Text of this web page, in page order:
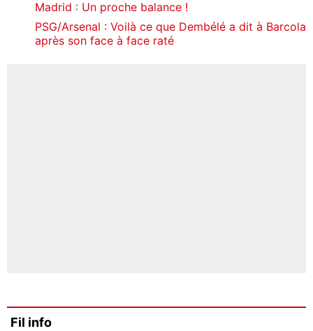
Madrid : Un proche balance !
PSG/Arsenal : Voilà ce que Dembélé a dit à Barcola
après son face à face raté
Fil info